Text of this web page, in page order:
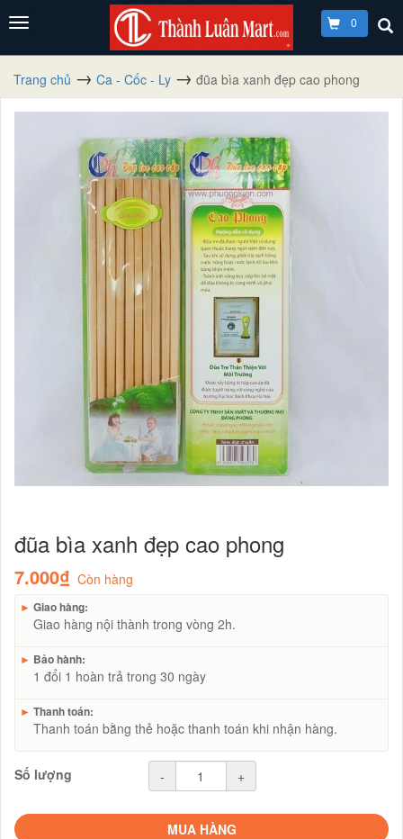
0
Trang chủ Ca - Cốc - Ly đũa bìa xanh đẹp cao phong
đũa bìa xanh đẹp cao phong
7.000₫ Còn hàng
► Giao hàng:
Giao hàng nội thành trong vòng 2h.
► Bảo hành:
1 đổi 1 hoàn trả trong 30 ngày
► Thanh toán:
Thanh toán bằng thẻ hoặc thanh toán khi nhận hàng.
Số lượng - +
MUA HÀNG